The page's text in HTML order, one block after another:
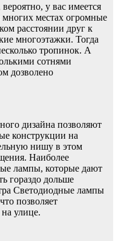
у вас имеется
многих местах огромные
расстоянии друг к
многоэтажки. Тогда
тропинок. А
сотнями
дозволено
дизайна позволяют
конструкции на
нишу в этом
Наиболее
лампы, которые дают
гораздо дольше
Светодиодные лампы
позволяет
улице.